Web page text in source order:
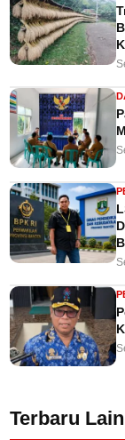
Terbaru